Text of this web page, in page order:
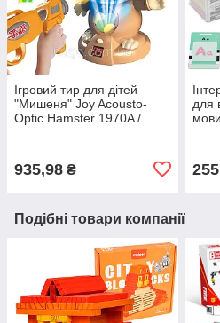
Ігровий тир для дітей
"Мишеня" Joy Acousto-
Optic Hamster 1970A /
935,98 ₴
для
Подібні товари компанії